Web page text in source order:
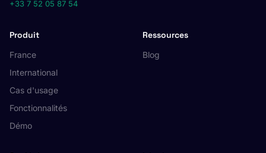
+33 7 52 05 87 54
Produit
France
International
Cas d'usage
Fonctionnalités
Démo
Ressources
Blog